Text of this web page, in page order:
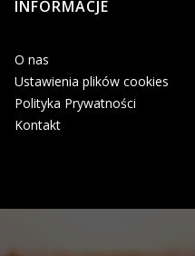
INFORMACJE
O nas
Ustawienia plików cookies
Polityka Prywatności
Kontakt